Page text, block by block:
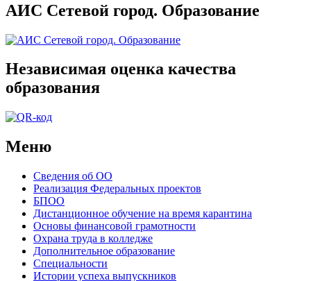
АИС Сетевой город. Образование
Независимая оценка качества
образования
Меню
Сведения об ОО
Реализация Федеральных проектов
БПОО
Дистанционное обучение на время карантина
Основы финансовой грамотности
Охрана труда в колледже
Дополнительное образование
Специальности
Истории успеха выпускников